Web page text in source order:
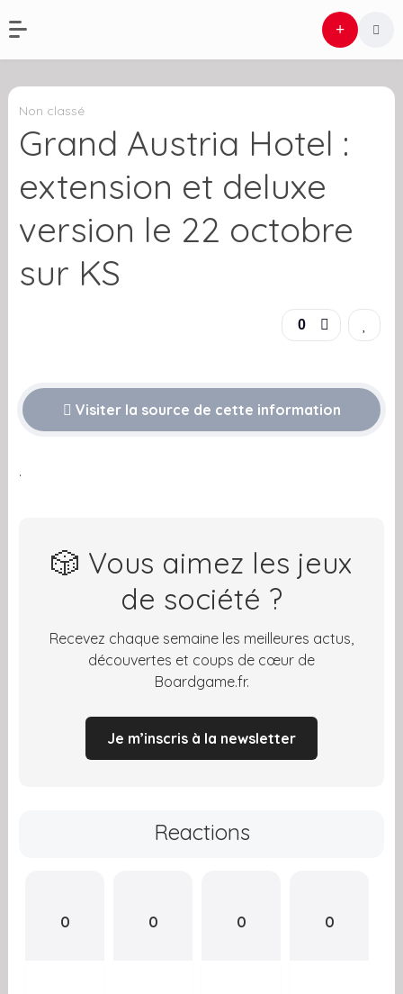
Non classé
Grand Austria Hotel :
extension et deluxe
version le 22 octobre
sur KS
0
Visiter la source de cette information
.
🎲 Vous aimez les jeux
de société ?
Recevez chaque semaine les meilleures actus,
découvertes et coups de cœur de
Boardgame.fr.
Je m’inscris à la newsletter
Reactions
0 0 0 0